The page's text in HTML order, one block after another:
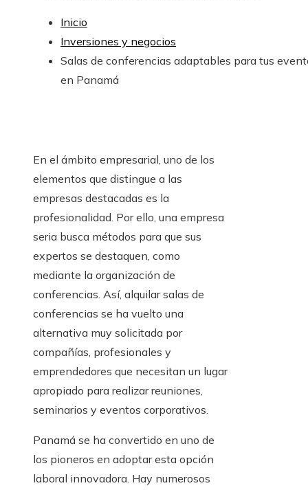
Inicio
Inversiones y negocios
Salas de conferencias adaptables para tus
en Panamá
En el ámbito empresarial, uno de los
elementos que distingue a las
empresas destacadas es la
profesionalidad. Por ello, una empresa
seria busca métodos para que sus
expertos se destaquen, como
mediante la organización de
conferencias. Así, alquilar salas de
conferencias se ha vuelto una
alternativa muy solicitada por
compañías, profesionales y
emprendedores que necesitan un lugar
apropiado para realizar reuniones,
seminarios y eventos corporativos.
Panamá se ha convertido en uno de
los pioneros en adoptar esta opción
laboral innovadora. Hay numerosos